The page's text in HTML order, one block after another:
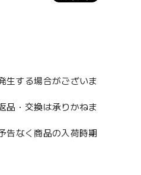
生する場合がございま
品・交換は承りかねま
告なく商品の入荷時期